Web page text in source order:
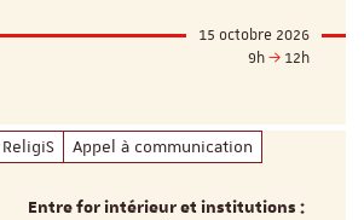
15 octobre 2026
9h
12h
ReligiS Appel à communication
Entre for intérieur et institutions :